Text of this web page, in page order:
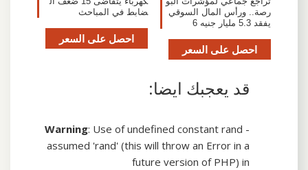
رصة.. ورأس المال السوقي
يفقد 5.3 مليار جنيه 6
احصل على السعر
ضابط في المباحث
احصل على السعر
قد يعجبك ايضا:
Warning: Use of undefined constant rand -
assumed 'rand' (this will throw an Error in a
future version of PHP) in